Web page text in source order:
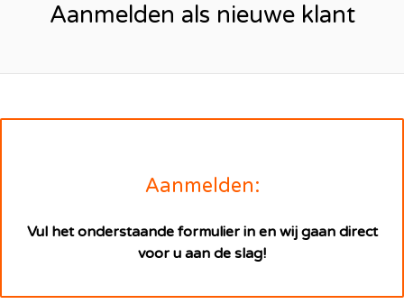
Aanmelden als nieuwe klant
Aanmelden:
Vul het onderstaande formulier in en wij gaan direct
voor u aan de slag!